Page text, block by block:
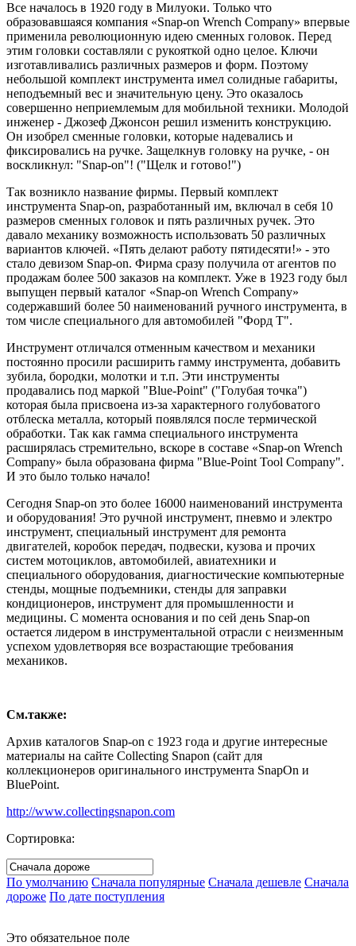
Все началось в 1920 году в Милуоки. Только что
образовавшаяся компания «Snap-on Wrench Company» впервые
применила революционную идею сменных головок. Перед
этим головки составляли с рукояткой одно целое. Ключи
изготавливались различных размеров и форм. Поэтому
небольшой комплект инструмента имел солидные габариты,
неподъемный вес и значительную цену. Это оказалось
совершенно неприемлемым для мобильной техники. Молодой
инженер - Джозеф Джонсон решил изменить конструкцию.
Он изобрел сменные головки, которые надевались и
фиксировались на ручке. Защелкнув головку на ручке, - он
воскликнул: "Snap-on"! ("Щелк и готово!")
Так возникло название фирмы. Первый комплект
инструмента Snap-on, разработанный им, включал в себя 10
размеров сменных головок и пять различных ручек. Это
давало механику возможность использовать 50 различных
вариантов ключей. «Пять делают работу пятидесяти!» - это
стало девизом Snap-on. Фирма сразу получила от агентов по
продажам более 500 заказов на комплект. Уже в 1923 году был
выпущен первый каталог «Snap-on Wrench Company»
содержавший более 50 наименований ручного инструмента, в
том числе специального для автомобилей "Форд Т".
Инструмент отличался отменным качеством и механики
постоянно просили расширить гамму инструмента, добавить
зубила, бородки, молотки и т.п. Эти инструменты
продавались под маркой "Blue-Point" ("Голубая точка")
которая была присвоена из-за характерного голубоватого
отблеска металла, который появлялся после термической
обработки. Так как гамма специального инструмента
расширялась стремительно, вскоре в составе «Snap-on Wrench
Company» была образована фирма "Blue-Point Tool Company".
И это было только начало!
Сегодня Snap-on это более 16000 наименований инструмента
и оборудования! Это ручной инструмент, пневмо и электро
инструмент, специальный инструмент для ремонта
двигателей, коробок передач, подвески, кузова и прочих
систем мотоциклов, автомобилей, авиатехники и
специального оборудования, диагностические компьютерные
стенды, мощные подъемники, стенды для заправки
кондиционеров, инструмент для промышленности и
медицины. С момента основания и по сей день Snap-on
остается лидером в инструментальной отрасли с неизменным
успехом удовлетворяя все возрастающие требования
механиков.
См.также:
Архив каталогов Snap-on с 1923 года и другие интересные
материалы на сайте Collecting Snapon (сайт для
коллекционеров оригинального инструмента SnapOn и
BluePoint.
http://www.collectingsnapon.com
Сортировка:
По умолчанию Сначала популярные Сначала дешевле Сначала
дороже По дате поступления
Это обязательное поле